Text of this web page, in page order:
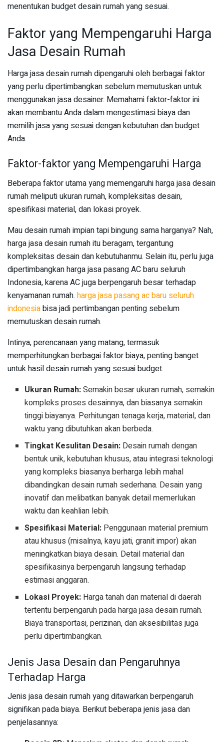
menentukan budget desain rumah yang sesuai.
Faktor yang Mempengaruhi Harga
Jasa Desain Rumah
Harga jasa desain rumah dipengaruhi oleh berbagai faktor
yang perlu dipertimbangkan sebelum memutuskan untuk
menggunakan jasa desainer. Memahami faktor-faktor ini
akan membantu Anda dalam mengestimasi biaya dan
memilih jasa yang sesuai dengan kebutuhan dan budget
Anda.
Faktor-faktor yang Mempengaruhi Harga
Beberapa faktor utama yang memengaruhi harga jasa desain
rumah meliputi ukuran rumah, kompleksitas desain,
spesifikasi material, dan lokasi proyek.
Mau desain rumah impian tapi bingung sama harganya? Nah,
harga jasa desain rumah itu beragam, tergantung
kompleksitas desain dan kebutuhanmu. Selain itu, perlu juga
dipertimbangkan harga jasa pasang AC baru seluruh
Indonesia, karena AC juga berpengaruh besar terhadap
kenyamanan rumah. harga jasa pasang ac baru seluruh
indonesiabisa jadi pertimbangan penting sebelum
memutuskan desain rumah.
Intinya, perencanaan yang matang, termasuk
memperhitungkan berbagai faktor biaya, penting banget
untuk hasil desain rumah yang sesuai budget.
Ukuran Rumah:Semakin besar ukuran rumah, semakin
kompleks proses desainnya, dan biasanya semakin
tinggi biayanya. Perhitungan tenaga kerja, material, dan
waktu yang dibutuhkan akan berbeda.
Tingkat Kesulitan Desain: Desain rumah dengan
bentuk unik, kebutuhan khusus, atau integrasi teknologi
yang kompleks biasanya berharga lebih mahal
dibandingkan desain rumah sederhana. Desain yang
inovatif dan melibatkan banyak detail memerlukan
waktu dan keahlian lebih.
Spesifikasi Material: Penggunaan material premium
atau khusus (misalnya, kayu jati, granit impor) akan
meningkatkan biaya desain. Detail material dan
spesifikasinya berpengaruh langsung terhadap
estimasi anggaran.
Lokasi Proyek: Harga tanah dan material di daerah
tertentu berpengaruh pada harga jasa desain rumah.
Biaya transportasi, perizinan, dan aksesibilitas juga
perlu dipertimbangkan.
Jenis Jasa Desain dan Pengaruhnya
Terhadap Harga
Jenis jasa desain rumah yang ditawarkan berpengaruh
signifikan pada biaya. Berikut beberapa jenis jasa dan
penjelasannya: